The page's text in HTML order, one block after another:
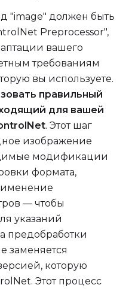
"image" должен быть
Preprocessor",
вашего
требованиям
вы используете.
правильный
для вашей
. Этот шаг
изображение
модификации
формата,
— чтобы
указаний
предобработки
заменяется
которую
Этот процесс